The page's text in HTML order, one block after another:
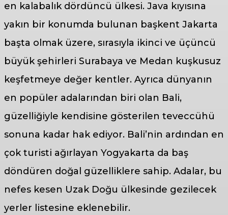
en kalabalık dördüncü ülkesi. Java kıyısına
yakın bir konumda bulunan başkent Jakarta
başta olmak üzere, sırasıyla ikinci ve üçüncü
büyük şehirleri Surabaya ve Medan kuşkusuz
keşfetmeye değer kentler. Ayrıca dünyanın
en popüler adalarından biri olan Bali,
güzelliğiyle kendisine gösterilen teveccühü
sonuna kadar hak ediyor. Bali’nin ardından en
çok turisti ağırlayan Yogyakarta da baş
döndüren doğal güzelliklere sahip. Adalar, bu
nefes kesen Uzak Doğu ülkesinde gezilecek
yerler listesine eklenebilir.